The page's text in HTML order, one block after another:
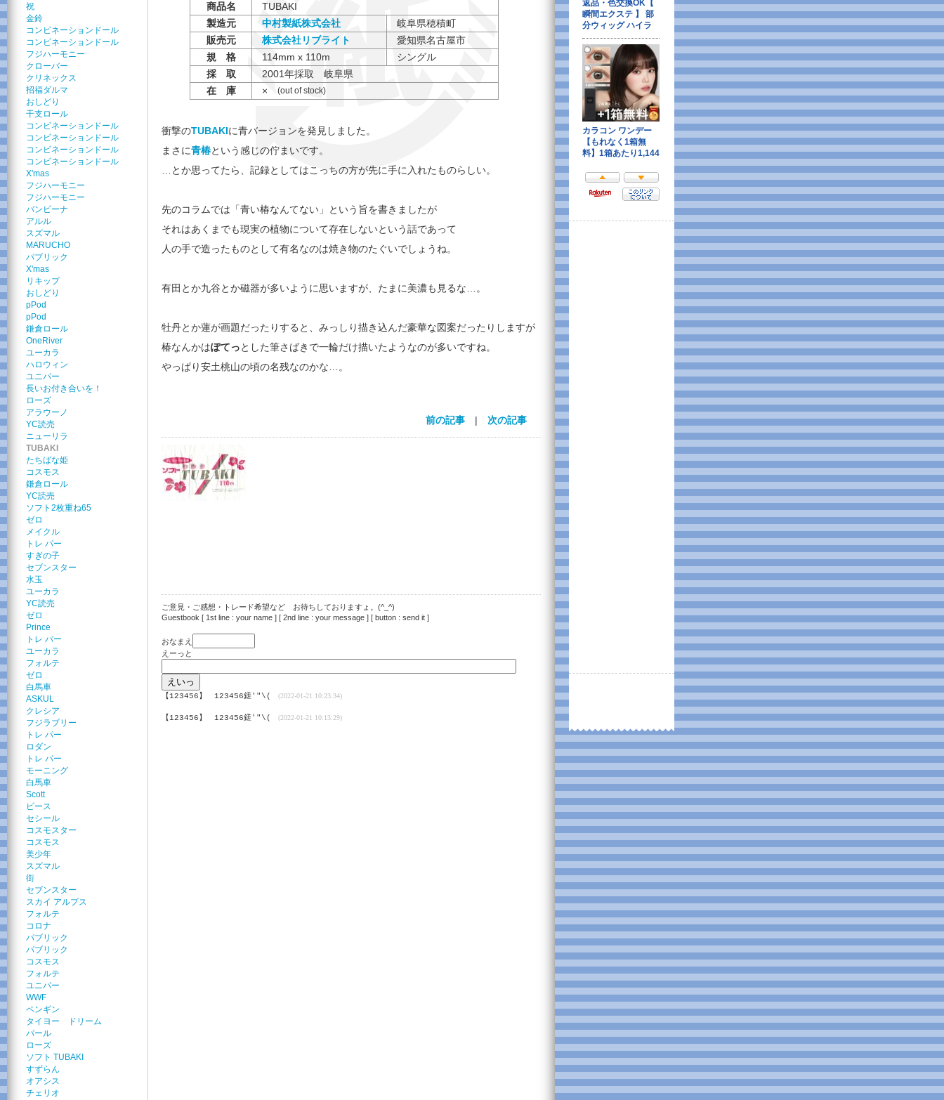
祝
金鈴
コンビネーションドール
コンビネーションドール
フジハーモニー
クローバー
クリネックス
招福ダルマ
おしどり
干支ロール
コンビネーションドール
コンビネーションドール
コンビネーションドール
コンビネーションドール
X'mas
フジハーモニー
フジハーモニー
バンビーナ
アルル
スズマル
MARUCHO
パブリック
X'mas
リキップ
おしどり
pPod
pPod
鎌倉ロール
OneRiver
ユーカラ
ハロウィン
ユニパー
長いお付き合いを！
ローズ
アラウーノ
YC読売
ニューリラ
TUBAKI
たちばな姫
コスモス
鎌倉ロール
YC読売
ソフト2枚重ね65
ゼロ
メイクル
トレ パー
すぎの子
セブンスター
水玉
ユーカラ
YC読売
ゼロ
Prince
トレ パー
ユーカラ
フォルテ
ゼロ
白馬車
ASKUL
クレシア
フジラブリー
トレ パー
ロダン
トレ パー
モーニング
白馬車
Scott
ピース
セシール
コスモスター
コスモス
美少年
スズマル
街
セブンスター
スカイ アルプス
フォルテ
コロナ
パブリック
パブリック
コスモス
フォルテ
ユニパー
WWF
ペンギン
タイヨー ドリーム
パール
ローズ
ソフト TUBAKI
すずらん
オアシス
チェリオ
商品名
TUBAKI
製造元
中村製紙株式会社
岐阜県穂積町
販売元
株式会社リブライト
愛知県名古屋市
規 格
114mm x 110m
シングル
採 取
2001年採取 岐阜県
在 庫
× (out of stock)
衝撃のTUBAKIに青バージョンを発見しました。
まさに青椿という感じの佇まいです。
…とか思ってたら、記録としてはこっちの方が先に手に入れたものらしい。
先のコラムでは「青い椿なんてない」という旨を書きましたが
それはあくまでも現実の植物について存在しないという話であって
人の手で造ったものとして有名なのは焼き物のたぐいでしょうね。
有田とか九谷とか磁器が多いように思いますが、たまに美濃も見るな…。
牡丹とか蓮が画題だったりすると、みっしり描き込んだ豪華な図案だったりしますが
椿なんかはぽてっとした筆さばきで一輪だけ描いたようなのが多いですね。
やっぱり安土桃山の頃の名残なのかな…。
前の記事 | 次の記事
ご意見・ご感想・トレード希望など お待ちしておりますょ。(^_^)
Guestbook [ 1st line : your name ] [ 2nd line : your message ] [ button : send it ]
おなまえ
えーっと
【123456】 123456鎈'"\( (2022-01-21 10:23:34)
【123456】 123456鎈'"\( (2022-01-21 10:13:29)